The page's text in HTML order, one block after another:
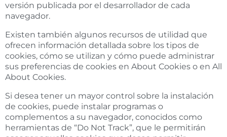
versión publicada por el desarrollador de cada
navegador.
Existen también algunos recursos de utilidad que
ofrecen información detallada sobre los tipos de
cookies, cómo se utilizan y cómo puede administrar
sus preferencias de cookies en About Cookies o en All
About Cookies.
Si desea tener un mayor control sobre la instalación
de cookies, puede instalar programas o
complementos a su navegador, conocidos como
herramientas de “Do Not Track”, que le permitirán